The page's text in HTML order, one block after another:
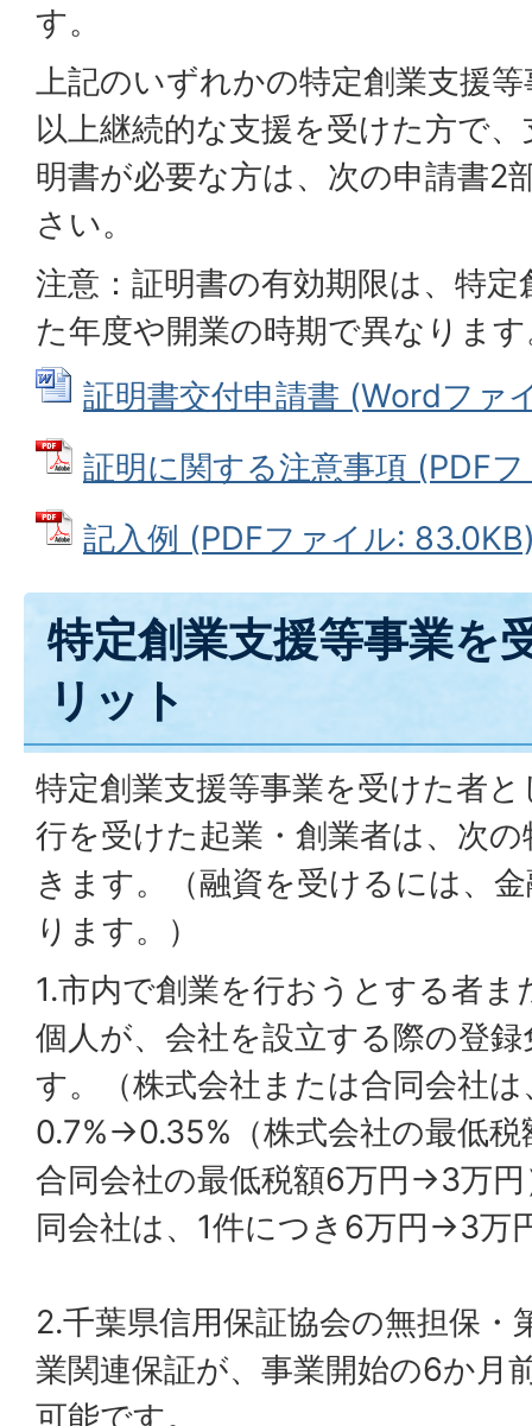
す。
上記のいずれかの特定創業支援
以上継続的な支援を受けた方で
明書が必要な方は、次の申請書2
さい。
注意：証明書の有効期限は、特
た年度や開業の時期で異なりま
証明書交付申請書 (Wordファ
証明に関する注意事項 (PDF
記入例 (PDFファイル:
特定創業支援等事業を
リット
特定創業支援等事業を受けた者
行を受けた起業・創業者は、次
きます。（融資を受けるには、
ります。）
1.市内で創業を行おうとする者
個人が、会社を設立する際の登
す。（株式会社または合同会社
0.7%→0.35%（株式会社の最低
合同会社の最低税額6万円→3万
同会社は、1件につき6万円→3万
2.千葉県信用保証協会の無担保・
業関連保証が、事業開始の6か月
可能です。